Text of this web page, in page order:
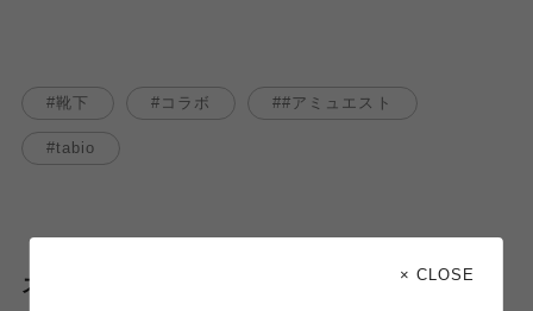
靴下 コラボ #アミュエスト
tabio
スタッフのその他のブログはこちら
× CLOSE